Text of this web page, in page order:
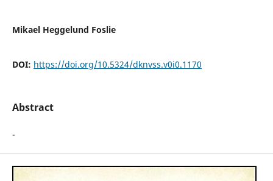
Mikael Heggelund Foslie
DOI: https://doi.org/10.5324/dknvss.v0i0.1170
Abstract
-